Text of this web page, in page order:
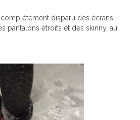
disparu des écrans
pantalons étroits et des skinny, au